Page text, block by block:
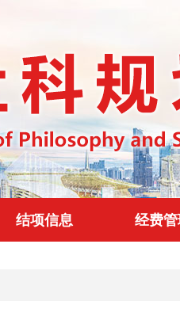
结项信息 经费